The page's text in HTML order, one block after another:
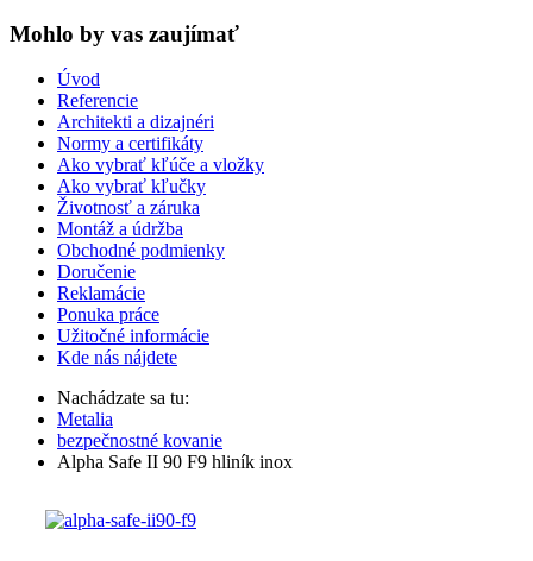
Mohlo by vas zaujímať
Úvod
Referencie
Architekti a dizajnéri
Normy a certifikáty
Ako vybrať kľúče a vložky
Ako vybrať kľučky
Životnosť a záruka
Montáž a údržba
Obchodné podmienky
Doručenie
Reklamácie
Ponuka práce
Užitočné informácie
Kde nás nájdete
Nachádzate sa tu:
Metalia
bezpečnostné kovanie
Alpha Safe II 90 F9 hliník inox